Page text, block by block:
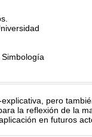
pero
la reflexión de la
en futuros